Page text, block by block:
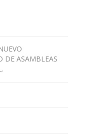
DE ASAMBLEAS